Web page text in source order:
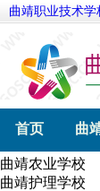
曲靖职业技术
首页 曲
曲靖航空学校
曲靖农业学校
曲靖护理学校